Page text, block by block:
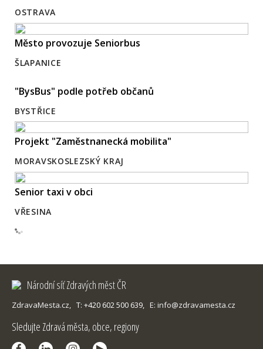
OSTRAVA
Město provozuje Seniorbus
ŠLAPANICE
"BysBus" podle potřeb občanů
BYSTŘICE
Projekt "Zaměstnanecká mobilita"
MORAVSKOSLEZSKÝ KRAJ
Senior taxi v obci
VŘESINA
Národní síť Zdravých měst ČR
ZdravaMesta.cz, T: +420 602 500 639, E: info@zdravamesta.cz
Sledujte Zdravá města, obce, regiony